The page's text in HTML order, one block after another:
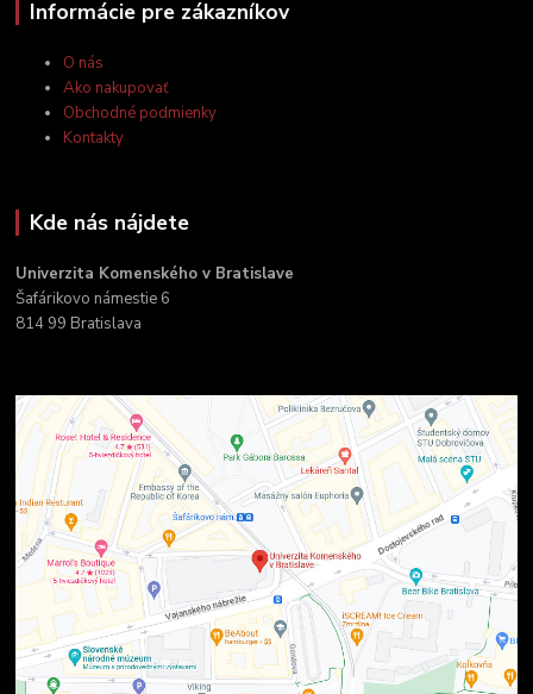
Informácie pre zákazníkov
O nás
Ako nakupovať
Obchodné podmienky
Kontakty
Kde nás nájdete
Univerzita Komenského v Bratislave
Šafárikovo námestie 6
814 99 Bratislava